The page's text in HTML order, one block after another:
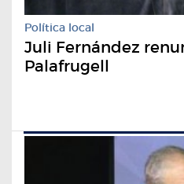
Política local
Juli Fernández
Palafrugell